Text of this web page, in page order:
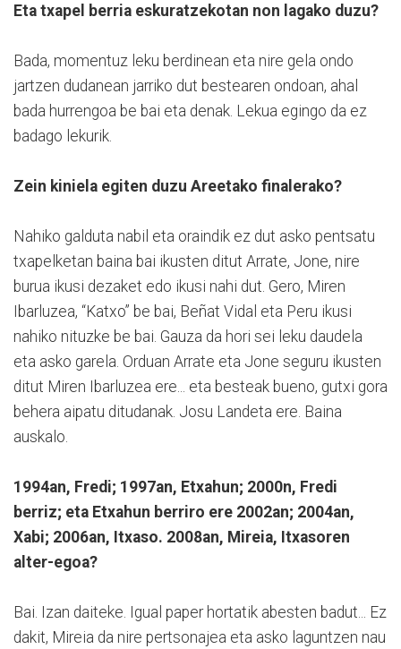
Eta txapel berria eskuratzekotan non lagako duzu?
Bada, momentuz leku berdinean eta nire gela ondo
jartzen dudanean jarriko dut bestearen ondoan, ahal
bada hurrengoa be bai eta denak. Lekua egingo da ez
badago lekurik.
Zein kiniela egiten duzu Areetako finalerako?
Nahiko galduta nabil eta oraindik ez dut asko pentsatu
txapelketan baina bai ikusten ditut Arrate, Jone, nire
burua ikusi dezaket edo ikusi nahi dut. Gero, Miren
Ibarluzea, “Katxo” be bai, Beñat Vidal eta Peru ikusi
nahiko nituzke be bai. Gauza da hori sei leku daudela
eta asko garela. Orduan Arrate eta Jone seguru ikusten
ditut Miren Ibarluzea ere... eta besteak bueno, gutxi gora
behera aipatu ditudanak. Josu Landeta ere. Baina
auskalo.
1994an, Fredi; 1997an, Etxahun; 2000n, Fredi
berriz; eta Etxahun berriro ere 2002an; 2004an,
Xabi; 2006an, Itxaso. 2008an, Mireia, Itxasoren
alter-egoa?
Bai. Izan daiteke. Igual paper hortatik abesten badut... Ez
dakit, Mireia da nire pertsonajea eta asko laguntzen nau